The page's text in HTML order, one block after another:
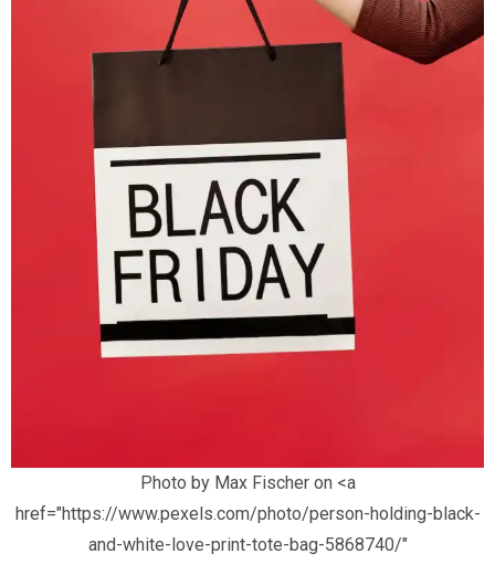
Photo by Max Fischer on <a
href="https://www.pexels.com/photo/person-holding-black-
and-white-love-print-tote-bag-5868740/"